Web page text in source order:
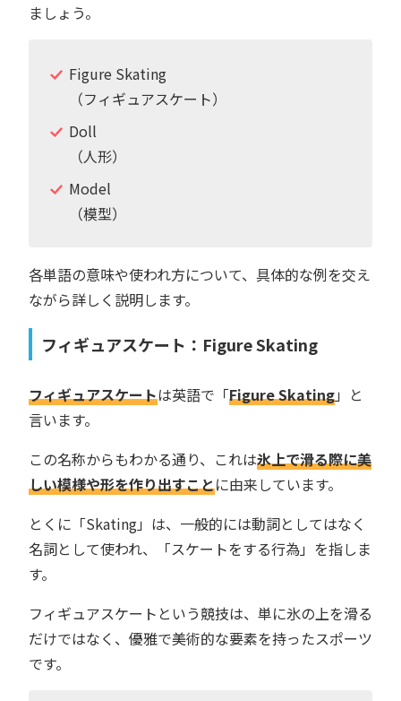
ましょう。
Figure Skating
（フィギュアスケート）
Doll
（人形）
Model
（模型）
各単語の意味や使われ方について、具体的な例を交え
ながら詳しく説明します。
フィギュアスケート：Figure Skating
フィギュアスケートは英語で「Figure Skating」と
言います。
この名称からもわかる通り、これは氷上で滑る際に美
しい模様や形を作り出すことに由来しています。
とくに「Skating」は、一般的には動詞としてはなく
名詞として使われ、「スケートをする行為」を指しま
す。
フィギュアスケートという競技は、単に氷の上を滑る
だけではなく、優雅で美術的な要素を持ったスポーツ
です。